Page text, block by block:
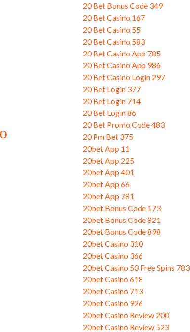
20 Bet Bonus Code 349
20 Bet Casino 167
20 Bet Casino 55
20 Bet Casino 583
20 Bet Casino App 785
20 Bet Casino App 986
20 Bet Casino Login 297
20 Bet Login 377
20 Bet Login 714
20 Bet Login 86
20 Bet Promo Code 483
20 Pm Bet 375
20bet App 11
20bet App 225
20bet App 401
20bet App 66
20bet App 781
20bet Bonus Code 173
20bet Bonus Code 821
20bet Bonus Code 898
20bet Casino 310
20bet Casino 366
20bet Casino 50 Free Spins 783
20bet Casino 618
20bet Casino 713
20bet Casino 926
20bet Casino Review 200
20bet Casino Review 523